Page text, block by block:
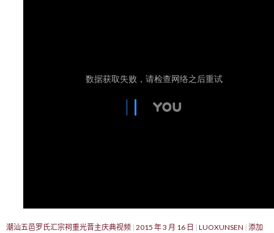
潮汕五邑罗氏汇宗祠重光晋主庆典视频 2015 年 3 月 16 日 LUOXUNSEN 添加